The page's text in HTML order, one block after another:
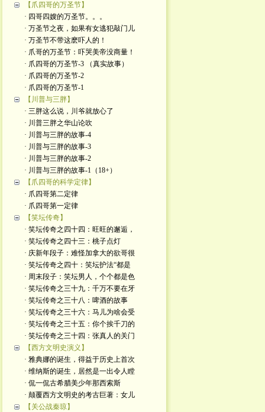
【爪四哥的万圣节】
· 四哥四嫂的万圣节。。。
· 万圣节之夜，如果有女逃犯敲门儿
· 万圣节不带这麽吓人的！
· 爪哥的万圣节：吓哭美帝没商量！
· 爪四哥的万圣节-3 （真实故事）
· 爪四哥的万圣节-2
· 爪四哥的万圣节-1
【川普与三胖】
· 三胖这么说，川爷就放心了
· 川普三胖之华山论吹
· 川普与三胖的故事-4
· 川普与三胖的故事-3
· 川普与三胖的故事-2
· 川普与三胖的故事-1（18+）
【爪四哥的科学定律】
· 爪四哥第二定律
· 爪四哥第一定律
【笑坛传奇】
· 笑坛传奇之四十四：旺旺的邂逅，
· 笑坛传奇之四十三：桃子点灯
· 庆新年段子：难怪加拿大的欲哥很
· 笑坛传奇之四十：笑坛护法“都是
· 周末段子：笑坛男人，个个都是色
· 笑坛传奇之三十九：千万不要在牙
· 笑坛传奇之三十八：啤酒的故事
· 笑坛传奇之三十六：马儿为啥会受
· 笑坛传奇之三十五：你个挨千刀的
· 笑坛传奇之三十四：张真人的关门
【西方文明史演义】
· 雅典娜的诞生，得益于历史上首次
· 维纳斯的诞生，居然是一出令人瞠
· 侃一侃古希腊美少年那西索斯
· 颠覆西方文明史的考古巨著：女儿
【关公战秦琼】